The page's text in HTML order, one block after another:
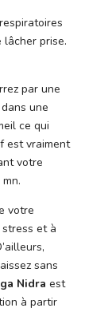
prise.
par une
une
ce qui
est vraiment
votre
votre
et à
sans
Nidra est
à partir